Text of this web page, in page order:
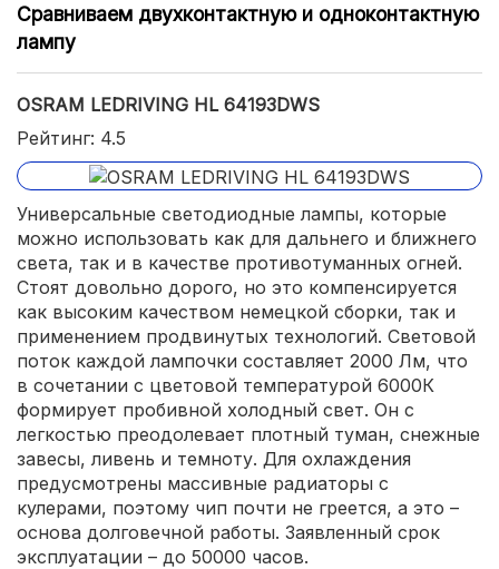
Сравниваем двухконтактную и одноконтактную
лампу
OSRAM LEDRIVING HL 64193DWS
Рейтинг: 4.5
Универсальные светодиодные лампы, которые
можно использовать как для дальнего и ближнего
света, так и в качестве противотуманных огней.
Стоят довольно дорого, но это компенсируется
как высоким качеством немецкой сборки, так и
применением продвинутых технологий. Световой
поток каждой лампочки составляет 2000 Лм, что
в сочетании с цветовой температурой 6000К
формирует пробивной холодный свет. Он с
легкостью преодолевает плотный туман, снежные
завесы, ливень и темноту. Для охлаждения
предусмотрены массивные радиаторы с
кулерами, поэтому чип почти не греется, а это –
основа долговечной работы. Заявленный срок
эксплуатации – до 50000 часов.